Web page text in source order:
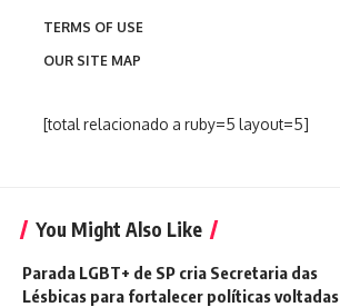
TERMS OF USE
OUR SITE MAP
[total relacionado a ruby=5 layout=5]
You Might Also Like
Parada LGBT+ de SP cria Secretaria das
Lésbicas para fortalecer políticas voltadas